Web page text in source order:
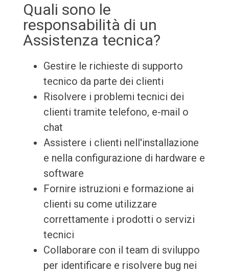
Quali sono le
responsabilità di un
Assistenza tecnica?
Gestire le richieste di supporto
tecnico da parte dei clienti
Risolvere i problemi tecnici dei
clienti tramite telefono, e-mail o
chat
Assistere i clienti nell'installazione
e nella configurazione di hardware e
software
Fornire istruzioni e formazione ai
clienti su come utilizzare
correttamente i prodotti o servizi
tecnici
Collaborare con il team di sviluppo
per identificare e risolvere bug nei